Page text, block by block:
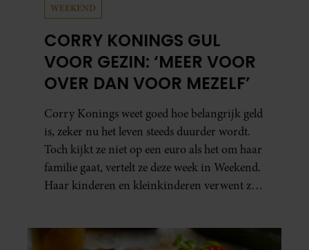
WEEKEND
CORRY KONINGS GUL
VOOR GEZIN: ‘MEER VOOR
OVER DAN VOOR MEZELF’
Corry Konings weet goed hoe belangrijk geld
is, zeker nu het leven steeds duurder wordt.
Toch kijkt ze niet op een euro als het om haar
familie gaat, vertelt ze deze week in Weekend.
Haar kinderen en kleinkinderen verwent ze